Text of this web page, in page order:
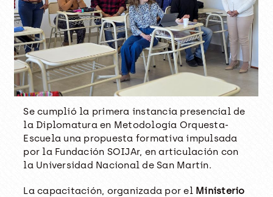
Se cumplió la primera instancia presencial de
la Diplomatura en Metodología Orquesta-
Escuela una propuesta formativa impulsada
por la Fundación SOIJAr, en articulación con
la Universidad Nacional de San Martín.
La capacitación, organizada por el Ministerio